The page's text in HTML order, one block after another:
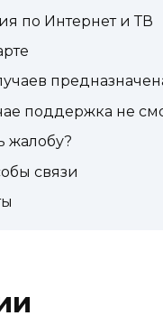
по Интернет и ТВ
поддержка не
жалобу?
связи